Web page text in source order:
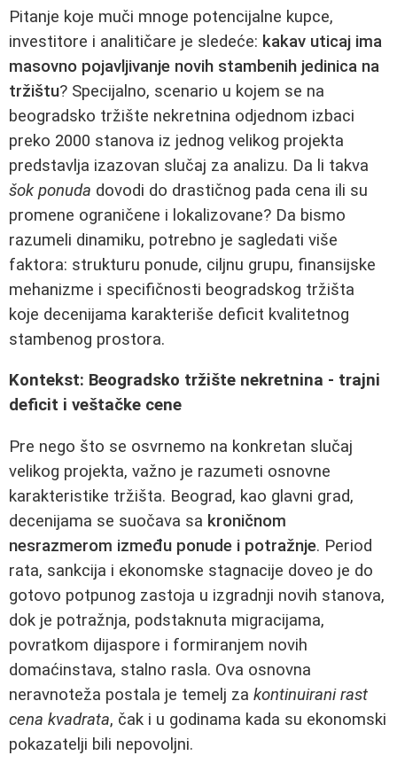
Pitanje koje muči mnoge potencijalne kupce,
investitore i analitičare je sledeće: kakav uticaj ima
masovno pojavljivanje novih stambenih jedinica na
tržištu? Specijalno, scenario u kojem se na
beogradsko tržište nekretnina odjednom izbaci
preko 2000 stanova iz jednog velikog projekta
predstavlja izazovan slučaj za analizu. Da li takva
šok ponuda dovodi do drastičnog pada cena ili su
promene ograničene i lokalizovane? Da bismo
razumeli dinamiku, potrebno je sagledati više
faktora: strukturu ponude, ciljnu grupu, finansijske
mehanizme i specifičnosti beogradskog tržišta
koje decenijama karakteriše deficit kvalitetnog
stambenog prostora.
Kontekst: Beogradsko tržište nekretnina - trajni
deficit i veštačke cene
Pre nego što se osvrnemo na konkretan slučaj
velikog projekta, važno je razumeti osnovne
karakteristike tržišta. Beograd, kao glavni grad,
decenijama se suočava sa kroničnom
nesrazmerom između ponude i potražnje. Period
rata, sankcija i ekonomske stagnacije doveo je do
gotovo potpunog zastoja u izgradnji novih stanova,
dok je potražnja, podstaknuta migracijama,
povratkom dijaspore i formiranjem novih
domaćinstava, stalno rasla. Ova osnovna
neravnoteža postala je temelj za kontinuirani rast
cena kvadrata, čak i u godinama kada su ekonomski
pokazatelji bili nepovoljni.